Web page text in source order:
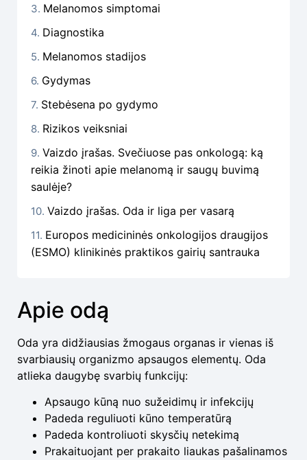
Melanomos simptomai
Diagnostika
Melanomos stadijos
Gydymas
Stebėsena po gydymo
Rizikos veiksniai
Vaizdo įrašas. Svečiuose pas onkologą: ką
reikia žinoti apie melanomą ir saugų buvimą
saulėje?
Vaizdo įrašas. Oda ir liga per vasarą
Europos medicininės onkologijos draugijos
(ESMO) klinikinės praktikos gairių santrauka
Apie odą
Oda yra didžiausias žmogaus organas ir vienas iš
svarbiausių organizmo apsaugos elementų. Oda
atlieka daugybę svarbių funkcijų:
Apsaugo kūną nuo sužeidimų ir infekcijų
Padeda reguliuoti kūno temperatūrą
Padeda kontroliuoti skysčių netekimą
Prakaituojant per prakaito liaukas pašalinamos